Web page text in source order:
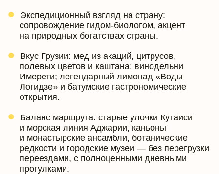
Экспедиционный взгляд на страну:
сопровождение гидом-биологом, акцент
на природных богатствах страны.
Вкус Грузии: мед из акаций, цитрусов,
полевых цветов и каштана; винодельни
Имерети; легендарный лимонад «Воды
Логидзе» и батумские гастрономические
открытия.
Баланс маршрута: старые улочки Кутаиси
и морская линия Аджарии, каньоны
и монастырские ансамбли, ботанические
редкости и городские музеи — без перегрузки
переездами, с полноценными дневными
прогулками.